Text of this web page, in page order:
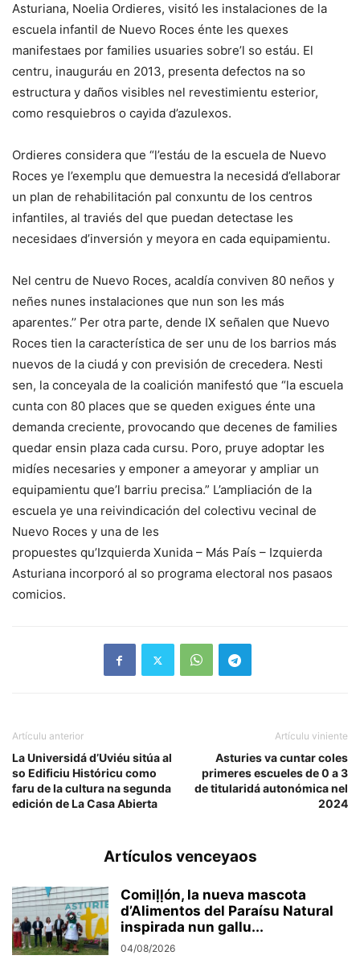
Asturiana, Noelia Ordieres, visitó les instalaciones de la
escuela infantil de Nuevo Roces énte les quexes
manifestaes por families usuaries sobre’l so estáu. El
centru, inauguráu en 2013, presenta defectos na so
estructura y daños visibles nel revestimientu esterior,
como resquiebros o cayida d’azulexos.
Ordieres considera que “l’estáu de la escuela de Nuevo
Roces ye l’exemplu que demuestra la necesidá d’ellaborar
un plan de rehabilitación pal conxuntu de los centros
infantiles, al traviés del que puedan detectase les
necesidaes d’inversión y meyora en cada equipamientu.
Nel centru de Nuevo Roces, acaldía conviven 80 neños y
neñes nunes instalaciones que nun son les más
aparentes.’’ Per otra parte, dende IX señalen que Nuevo
Roces tien la característica de ser unu de los barrios más
nuevos de la ciudá y con previsión de crecedera. Nesti
sen, la conceyala de la coalición manifestó que “la escuela
cunta con 80 places que se queden exigues énte una
demanda creciente, provocando que decenes de families
quedar ensin plaza cada cursu. Poro, pruye adoptar les
midíes necesaries y emponer a ameyorar y ampliar un
equipamientu que’l barriu precisa.” L’ampliación de la
escuela ye una reivindicación del colectivu vecinal de
Nuevo Roces y una de les
propuestes qu’Izquierda Xunida – Más País – Izquierda
Asturiana incorporó al so programa electoral nos pasaos
comicios.
Artículu anterior
La Universidá d’Uviéu sitúa al
so Edificiu Históricu como
faru de la cultura na segunda
edición de La Casa Abierta
Artículu viniente
Asturies va cuntar coles
primeres escueles de 0 a 3
de titularidá autonómica nel
2024
Artículos venceyaos
Comiḷḷón, la nueva mascota
d’Alimentos del Paraísu Natural
inspirada nun gallu...
04/08/2026